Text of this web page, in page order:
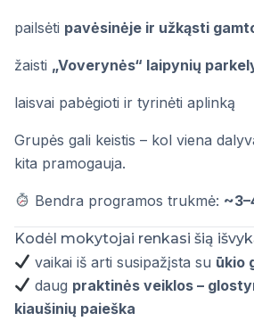
pailsėti pavėsinėje ir užkąsti
žaisti „Voverynės“ laipynių
laisvai pabėgioti ir tyrinėti aplinką
Grupės gali keistis – kol viena
kita pramogauja.
Bendra programos trukmė:
Kodėl mokytojai renkasi šią
vaikai iš arti susipažįsta su ūkio
daug praktinės veiklos –
kiaušinių paieška